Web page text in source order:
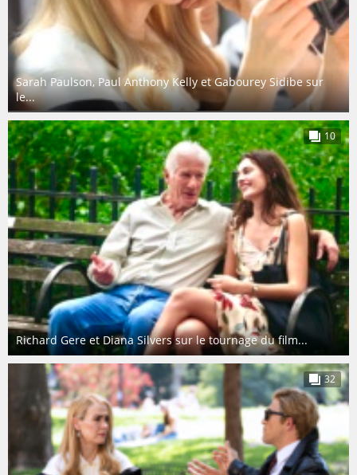
Sarah Paulson, Paul Anthony Kelly et Gabourey Sidibe sur
le...
Richard Gere et Diana Silvers sur le tournage du film...
10
32